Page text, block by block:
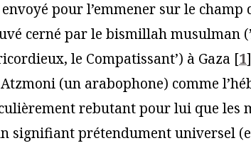
pour l’emmener sur le champ
cerné par le bismillah musulman
le Compatissant’) à Gaza [1]
(un arabophone) comme
rebutant pour lui que les
signifiant prétendument universel